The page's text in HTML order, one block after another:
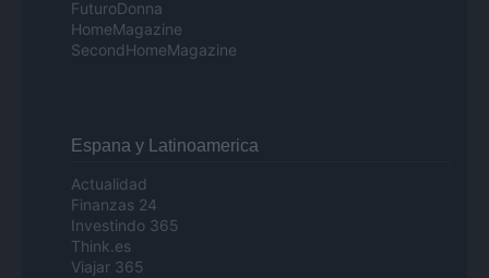
FuturoDonna
HomeMagazine
SecondHomeMagazine
Espana y Latinoamerica
Actualidad
Finanzas 24
Investindo 365
Think.es
Viajar 365